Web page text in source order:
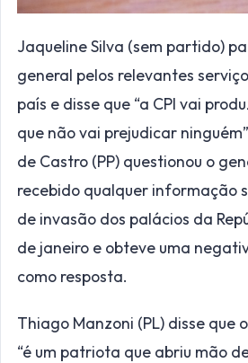
Jaqueline Silva (sem partido)
general pelos relevantes
país e disse que “a CPI vai
que não vai prejudicar
de Castro (PP) questionou o
recebido qualquer informação
de invasão dos palácios da
de janeiro e obteve uma
como resposta.
Thiago Manzoni (PL) disse que
“é um patriota que abriu mão